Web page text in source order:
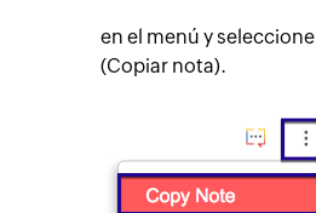
en el menú y seleccione
(Copiar nota).